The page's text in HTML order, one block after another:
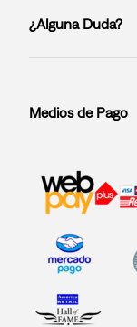
¿Alguna Duda?
Medios de Pago